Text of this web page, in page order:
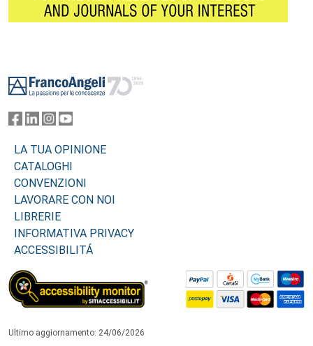
LA TUA OPINIONE
CATALOGHI
CONVENZIONI
LAVORARE CON NOI
LIBRERIE
INFORMATIVA PRIVACY
ACCESSIBILITÁ
Ultimo aggiornamento: 24/06/2026